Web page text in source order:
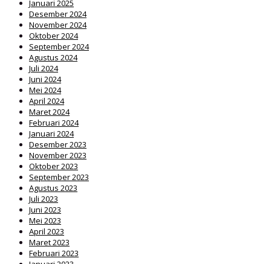
Januari 2025
Desember 2024
November 2024
Oktober 2024
September 2024
Agustus 2024
Juli 2024
Juni 2024
Mei 2024
April 2024
Maret 2024
Februari 2024
Januari 2024
Desember 2023
November 2023
Oktober 2023
September 2023
Agustus 2023
Juli 2023
Juni 2023
Mei 2023
April 2023
Maret 2023
Februari 2023